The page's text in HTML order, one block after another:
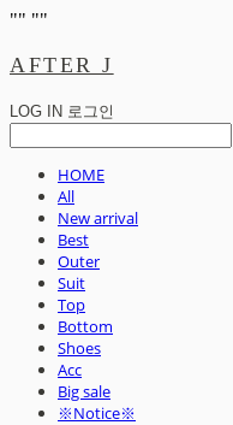
"" ""
AFTER J
LOG IN 로그인
HOME
All
New arrival
Best
Outer
Suit
Top
Bottom
Shoes
Acc
Big sale
※Notice※